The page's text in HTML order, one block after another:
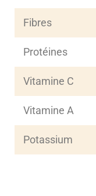
Fibres
Protéines
Vitamine C
Vitamine A
Potassium